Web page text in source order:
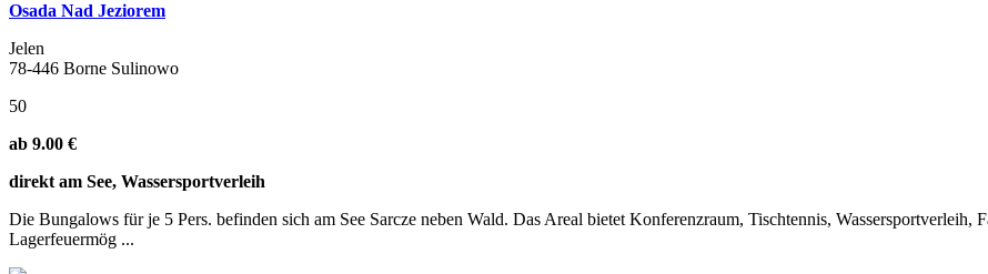
Osada Nad Jeziorem
Jelen
78-446 Borne Sulinowo
50
ab 9.00 €
direkt am See, Wassersportverleih
Die Bungalows für je 5 Pers. befinden sich am See Sarcze neben Wald. Das Areal bietet Konferenzraum, Tischtennis,
Lagerfeuermög ...